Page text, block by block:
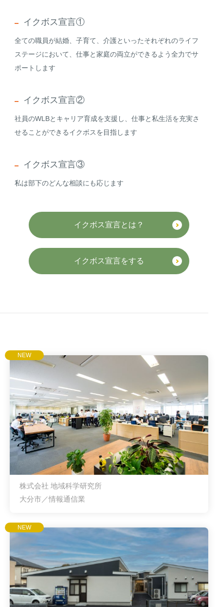
イクボス宣言①
全ての職員が結婚、子育て、介護といったそれぞれのライフ
ステージにおいて、仕事と家庭の両立ができるよう全力でサ
ポートします
イクボス宣言②
社員のWLBとキャリア育成を支援し、仕事と私生活を充実さ
せることができるイクボスを目指します
イクボス宣言③
私は部下のどんな相談にも応じます
イクボス宣言とは？
イクボス宣言をする
NEW
株式会社 地域科学研究所
大分市／情報通信業
NEW